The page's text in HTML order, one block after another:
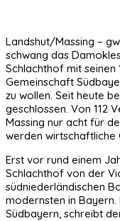
Landshut/Massing –
schwang das
Schlachthof mit seinen
Gemeinschaft
zu wollen. Seit heute
geschlossen. Von 112
Massing nur acht für
werden wirtschaftliche
Erst vor rund einem
Schlachthof von der
südniederländischen
modernsten in Bayern.
Südbayern, schreibt